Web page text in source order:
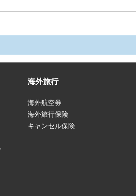
海外旅行
海外航空券
海外旅行保険
キャンセル保険